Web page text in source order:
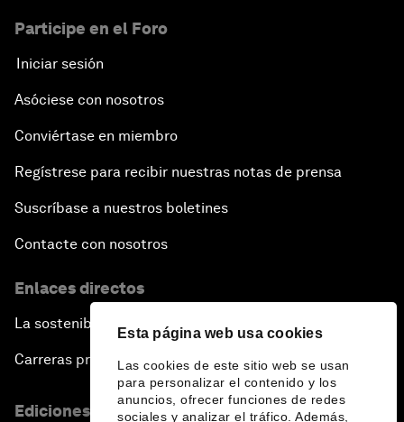
Esta página web usa cookies
Las cookies de este sitio web se usan
para personalizar el contenido y los
anuncios, ofrecer funciones de redes
sociales y analizar el tráfico. Además,
Participe en el Foro
Iniciar sesión
Asóciese con nosotros
Conviértase en miembro
Regístrese para recibir nuestras notas de prensa
Suscríbase a nuestros boletines
Contacte con nosotros
Enlaces directos
La sostenibilidad en el Foro
Carreras profesionales
Ediciones en otros idiomas